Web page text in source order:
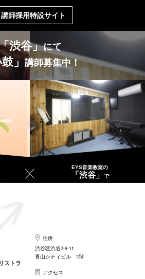
講師採用特設サイト
渋谷」にて
」講師募集中！
ストラ
EYS音楽教室の
「渋谷」 で
住所
渋谷区渋谷2-9-11
青山シティビル 7階
アクセス